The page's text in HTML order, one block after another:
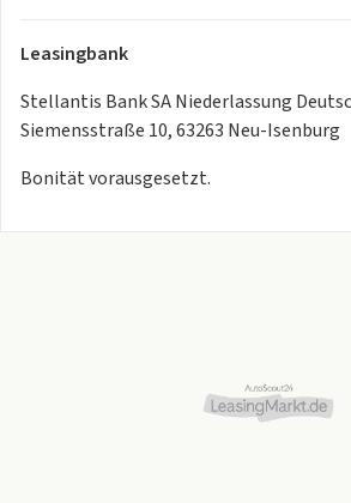
Leasingbank
Stellantis Bank SA Niederlassung
Siemensstraße 10, 63263 Neu-Isenburg
Bonität vorausgesetzt.